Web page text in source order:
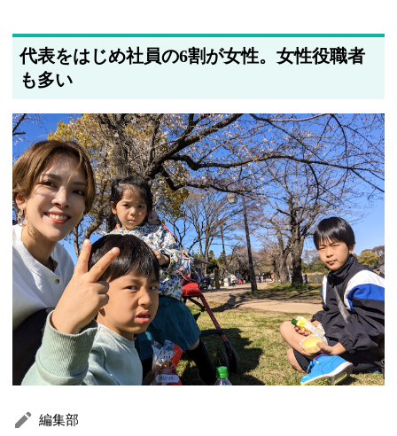
代表をはじめ社員の6割が女性。女性役職者
も多い
編集部